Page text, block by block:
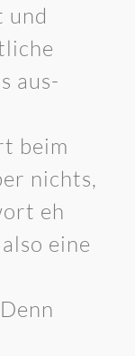
und
aus-
beim
nichts,
eh
eine